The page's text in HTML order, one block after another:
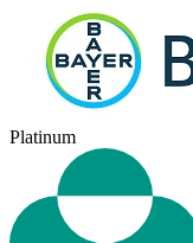
Platinum